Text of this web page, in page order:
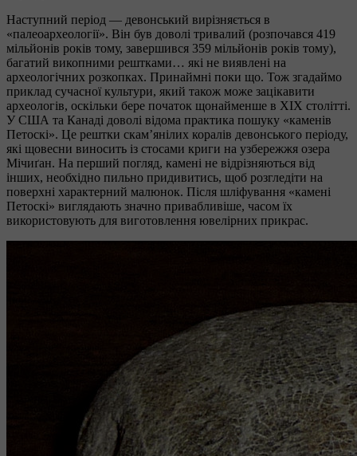
Наступний період — девонський вирізняється в
«палеоархеології». Він був доволі тривалий (розпочався 419
мільйонів років тому, завершився 359 мільйонів років тому),
багатий викопними рештками… які не виявлені на
археологічних розкопках. Принаймні поки що. Тож згадаймо
приклад сучасної культури, який також може зацікавити
археологів, оскільки бере початок щонайменше в XIX столітті.
У США та Канаді доволі відома практика пошуку «каменів
Петоскі». Це рештки скам’янілих коралів девонського періоду,
які щовесни виносить із стосами криги на узбережжя озера
Мічиґан. На перший погляд, камені не відрізняються від
інших, необхідно пильно придивитись, щоб розгледіти на
поверхні характерний малюнок. Після шліфування «камені
Петоскі» виглядають значно привабливіше, часом їх
використовують для виготовлення ювелірних прикрас.